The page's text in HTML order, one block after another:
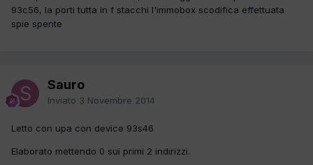
93c56, la porti tutta in f stacchi l'immobox scodifica effettuata
spie spente
Sauro
Inviato 3 Novembre 2014
Letto con upa con device 93s46
Elaborato mettendo 0 sui primi 2 indirizzi.